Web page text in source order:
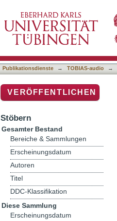
Publikationsdienste → TOBIAS-audio →
VERÖFFENTLICHEN
Stöbern
Gesamter Bestand
Bereiche & Sammlungen
Erscheinungsdatum
Autoren
Titel
DDC-Klassifikation
Diese Sammlung
Erscheinungsdatum